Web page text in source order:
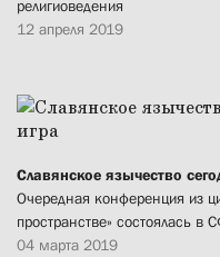
религиоведения
12 апреля 2019
Славянское язычество
Очередная конференция из
пространстве» состоялась в
04 марта 2019